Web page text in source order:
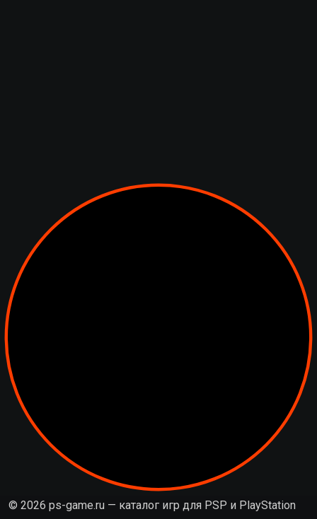
© 2026 ps-game.ru — каталог игр для PSP и PlayStation